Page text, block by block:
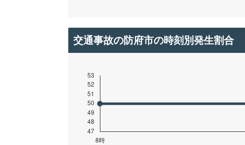
交通事故の防府市の時刻別発生割合